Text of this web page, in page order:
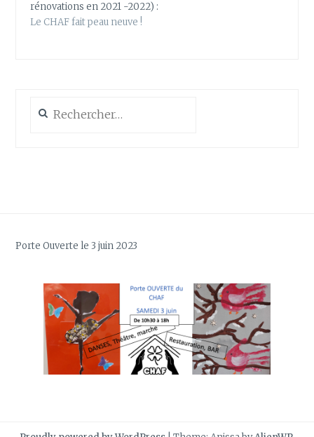
rénovations en 2021 -2022) :
Le CHAF fait peau neuve !
Porte Ouverte le 3 juin 2023